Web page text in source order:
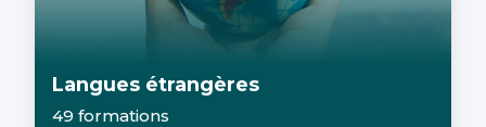
Langues étrangères
49 formations